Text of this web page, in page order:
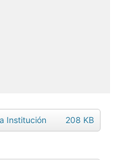
208 KB
Institución